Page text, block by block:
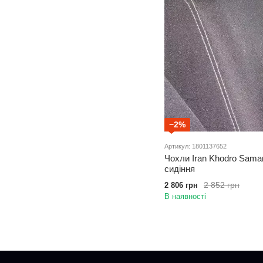
−2%
Артикул: 1801137652
Чохли Iran Khodro
сидіння
2 852 грн
2 806 грн
В наявності